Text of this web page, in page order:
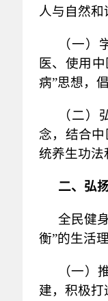
人与自然和
（一
医、使用
病”思想，
（二
念，结合
统养生功法
二、弘
全民健
衡”的生活
（一）
建，积极打